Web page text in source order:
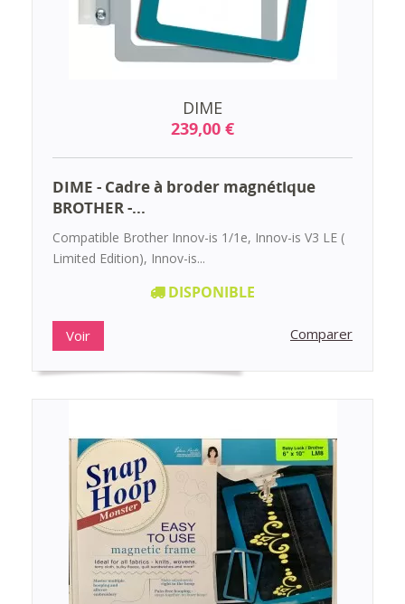
DIME
239,00 €
DIME - Cadre à broder magnétique
BROTHER -...
Compatible Brother Innov-is 1/1e, Innov-is V3 LE (
Limited Edition), Innov-is...
DISPONIBLE
Voir Comparer